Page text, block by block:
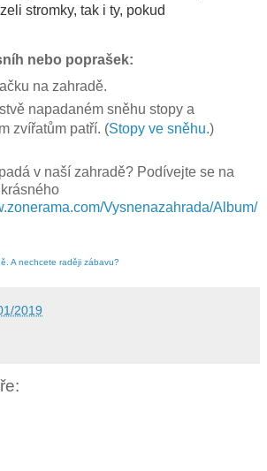
stromky, tak i ty, pokud
nebo poprašek:
na zahradě.
napadaném sněhu stopy a
zvířatům patří. (Stopy ve sněhu.)
v naší zahradě? Podívejte se na
Vysnenazahrada/Album/
A nechcete raději zábavu?
2019